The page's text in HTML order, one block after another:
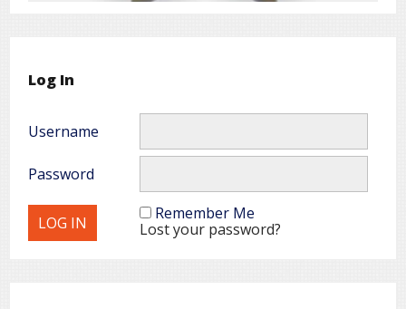
Log In
Username
Password
Remember Me
Lost your password?